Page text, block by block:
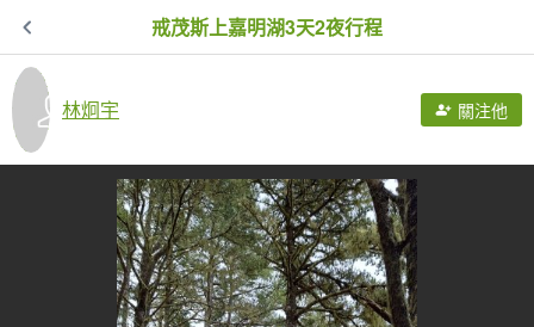
戒茂斯上嘉明湖3天2夜行程
林炯宇 關注他